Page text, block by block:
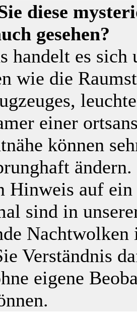
diese
gesehen?
handelt es sich
wie die
einer
können
Hinweis auf
sind in
Nachtwolken
Verständnis
eigene